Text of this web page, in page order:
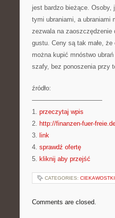
jest bardzo bieżące.
tymi ubraniami, a ubraniami
zezwala na
gustu. Ceny są tak małe,
można kupić mnóstwo
szafy, bez ponoszenia przy
źródło:
———————————
1. przeczytaj wpis
2. http://finanzen-fuer-
3. link
4. sprawdź ofertę
5. kliknij aby przejść
CATEGORIES:
Comments are closed.